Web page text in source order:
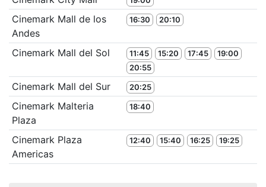
Cinemark Mall de los
Andes
16:30 20:10
Cinemark Mall del Sol 11:45 15:20 17:45
19:00
20:55
Cinemark Mall del Sur 20:25
Cinemark Malteria
Plaza
18:40
Cinemark Plaza
Americas
12:40 15:40 16:25 19:25